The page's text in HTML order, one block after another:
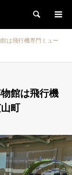
検索
は飛行機専門ミュー
館は飛行機
町